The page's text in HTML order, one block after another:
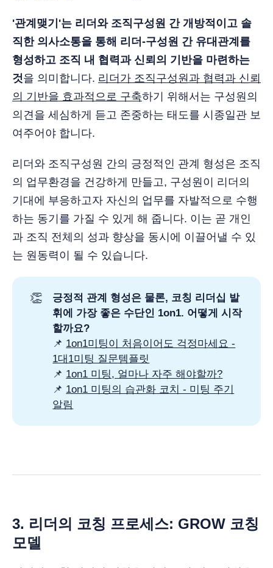
'관계맺기'는 리더와 조직구성원 간 개방적이고 솔
직한 의사소통을 통해 리더-구성원 간 유대관계를
형성하고 조직 내 협력과 신뢰의 기반을 마련하는
것을 의미합니다. 리더가 조직구성원과 협력과 신뢰
의 기반을 효과적으로 구축하기 위해서는 구성원의
의견을 세심하게 듣고 존중하는 태도를 시종일관 보
여주어야 합니다.
리더와 조직구성원 간의 긍정적인 관계 형성은 조직
의 업무환경을 건강하게 만들고, 구성원이 리더의
기대에 부응하고자 자신의 업무를 자발적으로 수행
하는 동기를 가질 수 있게 해 줍니다. 이는 곧 개인
과 조직 전체의 성과 향상을 동시에 이끌어낼 수 있
는 원동력이 될 수 있습니다.
👏
긍정적 관계 형성은 물론, 코칭 리더십 발
휘에 가장 좋은 수단인 1on1. 어떻게 시작
할까요?
📌 1on1미팅이 처음이어도 걱정마세요 -
1대1미팅 질문템플릿
📌 1on1 미팅, 얼마나 자주 해야할까?
📌 1on1 미팅의 습관화 코치 - 미팅 주기
알림
3. 리더의 코칭 프로세스: GROW 코칭
모델